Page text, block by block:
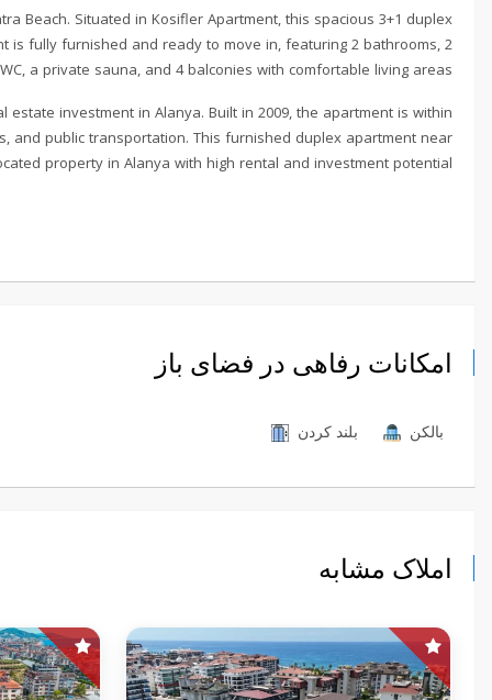
Beach. Situated in Kosifler Apartment, this spacious 3+1 duplex
is fully furnished and ready to move in, featuring 2 bathrooms, 2
WC, a private sauna, and 4 balconies with comfortable living areas.
investment in Alanya. Built in 2009, the apartment is within
and public transportation. This furnished duplex apartment near
property in Alanya with high rental and investment potential.
امکانات رفاهی در فضای باز
بالکن بلند کردن
املاک مشابه